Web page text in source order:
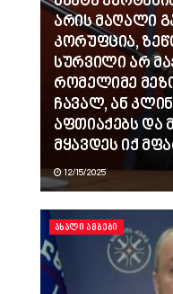
არის მაღალი
კორუფცია,
სურვილი არ
რომელიმე
ჩავალ, ან
აფთიაქებს და
მყავდეს იქ
12/15/2025
ᲐᲮᲐᲚᲘ ᲐᲛᲑᲔᲑᲘ